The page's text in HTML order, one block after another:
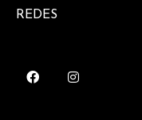
REDES